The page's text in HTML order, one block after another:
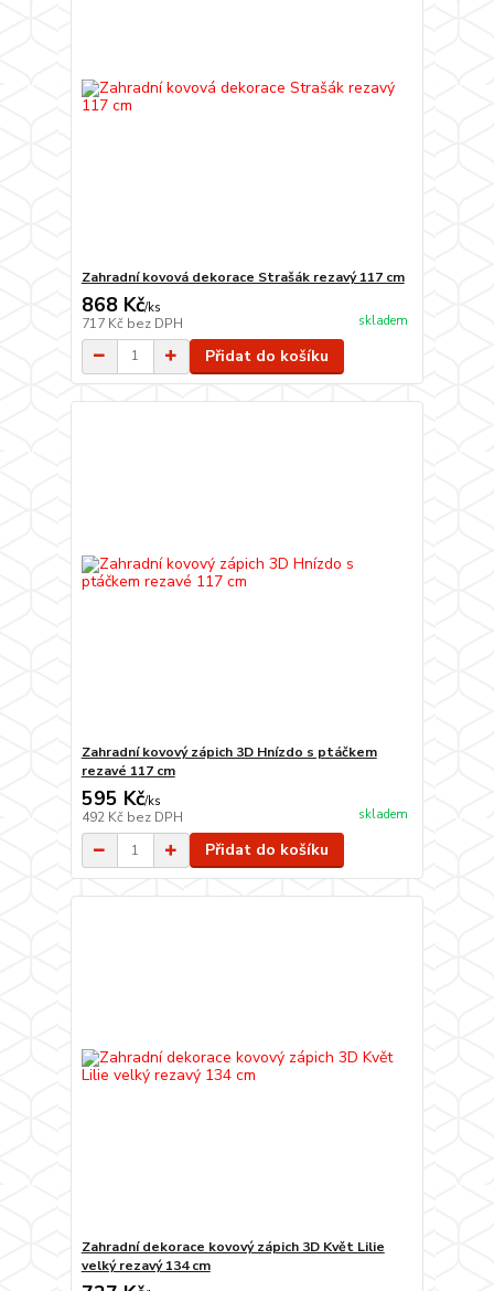
Zahradní kovová dekorace Strašák rezavý 117 cm
868 Kč/ks
717 Kč bez DPH skladem
Přidat do košíku
Zahradní kovový zápich 3D Hnízdo s ptáčkem
rezavé 117 cm
595 Kč/ks
492 Kč bez DPH skladem
Přidat do košíku
Zahradní dekorace kovový zápich 3D Květ Lilie
velký rezavý 134 cm